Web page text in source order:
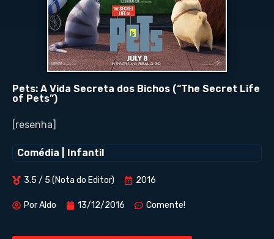
Pets: A Vida Secreta dos Bichos (“The Secret Life
of Pets”)
[resenha]
Comédia Infantil
3.5 / 5 (Nota do Editor) 2016
PorAldo 13/12/2016 Comente!